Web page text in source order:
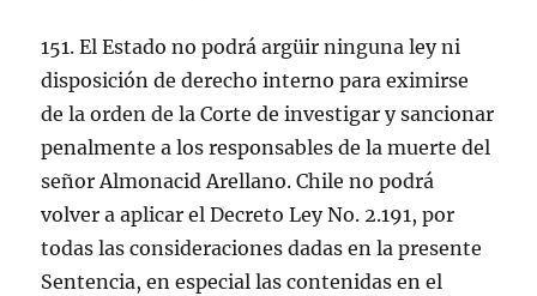
151. El Estado no podrá argüir ninguna ley ni
disposición de derecho interno para eximirse
de la orden de la Corte de investigar y sancionar
penalmente a los responsables de la muerte del
señor Almonacid Arellano. Chile no podrá
volver a aplicar el Decreto Ley No. 2.191, por
todas las consideraciones dadas en la presente
Sentencia, en especial las contenidas en el